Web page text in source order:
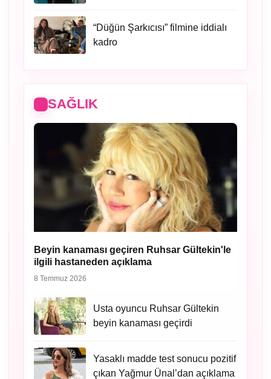
“Düğün Şarkıcısı” filmine iddialı
kadro
SAĞLIK
Beyin kanaması geçiren Ruhsar Gültekin'le
ilgili hastaneden açıklama
8 Temmuz 2026
Usta oyuncu Ruhsar Gültekin
beyin kanaması geçirdi
Yasaklı madde test sonucu pozitif
çıkan Yağmur Ünal’dan açıklama